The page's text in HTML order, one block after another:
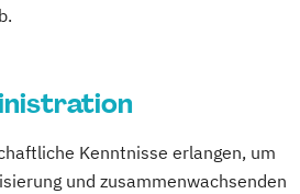
Kenntnisse erlangen, um
und zusammenwachsenden